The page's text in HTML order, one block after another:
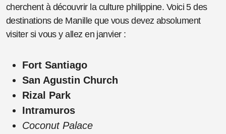
cherchent à découvrir la culture philippine. Voici 5 des
destinations de Manille que vous devez absolument
visiter si vous y allez en janvier :
Fort Santiago
San Agustin Church
Rizal Park
Intramuros
Coconut Palace